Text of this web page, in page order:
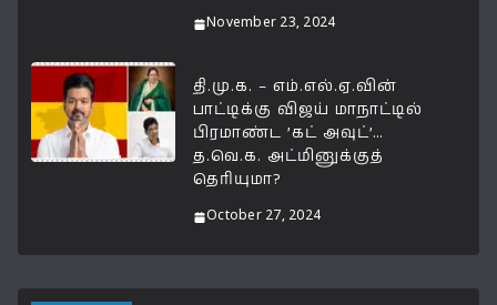
November 23, 2024
தி.மு.க. – எம்.எல்.ஏ.வின்
பாட்டிக்கு விஜய் மாநாட்டில்
பிரமாண்ட ’கட் அவுட்’…
த.வெ.க. அட்மினுக்குத்
தெரியுமா?
October 27, 2024